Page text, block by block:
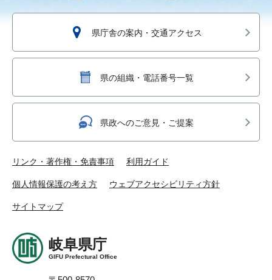
県庁舎の案内・交通アクセス
県の組織・電話番号一覧
県政へのご意見・ご提案
リンク・著作権・免責事項 利用ガイド
個人情報保護の考え方 ウェブアクセシビリティ方針
サイトマップ
岐阜県庁
GIFU Prefectural Office